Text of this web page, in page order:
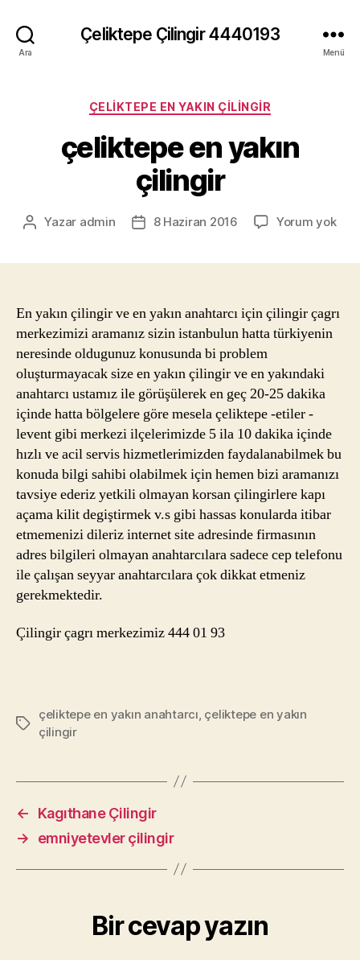
Ara
Çeliktepe Çilingir 4440193
Menü
Kategoriler
ÇELIKTEPE EN YAKIN ÇILINGIR
çeliktepe en yakın
çilingir
Yazının
Yazar admin
Yazı8 Haziran 2016 Yorum yok
En yakın çilingir ve en yakın anahtarcı için çilingir çagrı
merkezimizi aramanız sizin istanbulun hatta türkiyenin
neresinde oldugunuz konusunda bi problem
oluşturmayacak size en yakın çilingir ve en yakındaki
anahtarcı ustamız ile görüşülerek en geç 20-25 dakika
içinde hatta bölgelere göre mesela çeliktepe -etiler -
levent gibi merkezi ilçelerimizde 5 ila 10 dakika içinde
hızlı ve acil servis hizmetlerimizden faydalanabilmek bu
konuda bilgi sahibi olabilmek için hemen bizi aramanızı
tavsiye ederiz yetkili olmayan korsan çilingirlere kapı
açama kilit degiştirmek v.s gibi hassas konularda itibar
etmemenizi dileriz internet site adresinde firmasının
adres bilgileri olmayan anahtarcılara sadece cep telefonu
ile çalışan seyyar anahtarcılara çok dikkat etmeniz
gerekmektedir.
Çilingir çagrı merkezimiz 444 01 93
Etiketler
çeliktepe en yakın anahtarcı çeliktepe en yakın
çilingir
←
Kagıthane Çilingir
→
emniyetevler çilingir
Bir cevap yazın